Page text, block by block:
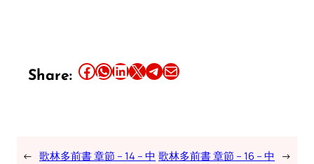
Share: Share this article on Facebook Share this article on WhatsApp Share this article on LinkedIn Share this article on X Share this article on TelegramEmail this Article
← 歌林多前書 章節 – 14 – 中 歌林多前書 章節 – 16 – 中
→